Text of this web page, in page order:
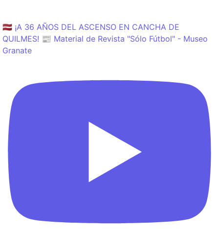
🇱🇻 ¡A 36 AÑOS DEL ASCENSO EN CANCHA DE
QUILMES! 📰 Material de Revista "Sólo Fútbol" - Museo
Granate